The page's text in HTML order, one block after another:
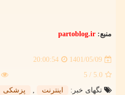
منبع: partoblog.ir
1401/05/09
20:00:54
5.0
/ 5
تگهای خبر:
اینترنت , پزشكی